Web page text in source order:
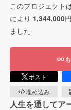
このプロジェクトは
により 1,344,000
ました
ポスト
埋め込み
人生を通してア